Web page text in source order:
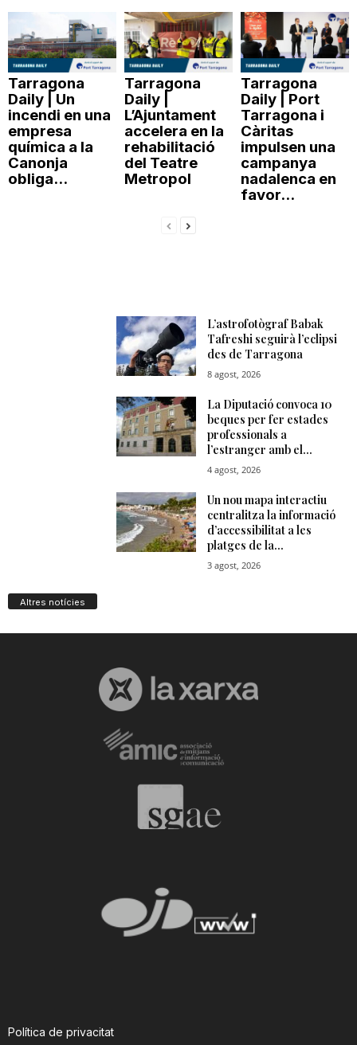
Tarragona
Daily | Un
incendi en una
empresa
química a la
Canonja
obliga...
Tarragona
Daily |
L’Ajuntament
accelera en la
rehabilitació
del Teatre
Metropol
Tarragona
Daily | Port
Tarragona i
Càritas
impulsen una
campanya
nadalenca en
favor...
Altres notícies
Política de privacitat